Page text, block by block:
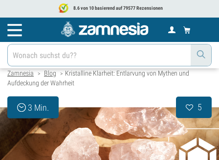
8.6 von 10 basierend auf 79577 Rezensionen
Zamnesia > Blog > Kristalline Klarheit: Entlarvung von Mythen und
Aufdeckung der Wahrheit
3 Min. 5